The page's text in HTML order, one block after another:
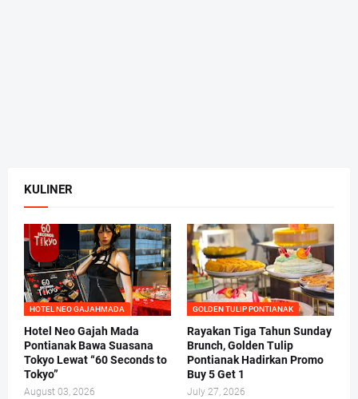
KULINER
HOTEL NEO GAJAHMADA
Hotel Neo Gajah Mada
Pontianak Bawa Suasana
Tokyo Lewat “60 Seconds to
Tokyo”
August 03, 2026
GOLDEN TULIP PONTIANAK
Rayakan Tiga Tahun Sunday
Brunch, Golden Tulip
Pontianak Hadirkan Promo
Buy 5 Get 1
July 27, 2026